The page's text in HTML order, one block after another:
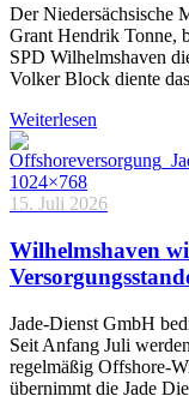
Der Niedersächsische
Grant Hendrik Tonne,
SPD Wilhelmshaven
Volker Block diente
Weiterlesen
15. Juli 2026
Wilhelmshaven
Jade-Dienst GmbH
Seit Anfang Juli
regelmäßig Offshore-
übernimmt die Jade